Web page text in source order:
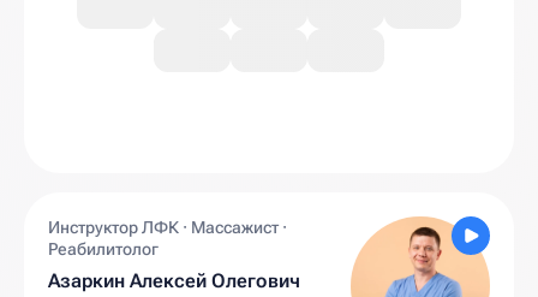
Инструктор ЛФК · Массажист ·
Реабилитолог
Азаркин Алексей Олегович